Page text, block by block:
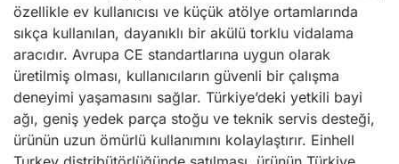
özellikle ev kullanıcısı ve küçük atölye ortamlarında
sıkça kullanılan, dayanıklı bir akülü torklu vidalama
aracıdır. Avrupa CE standartlarına uygun olarak
üretilmiş olması, kullanıcıların güvenli bir çalışma
deneyimi yaşamasını sağlar. Türkiye’deki yetkili bayi
ağı, geniş yedek parça stoğu ve teknik servis desteği,
ürünün uzun ömürlü kullanımını kolaylaştırır. Einhell